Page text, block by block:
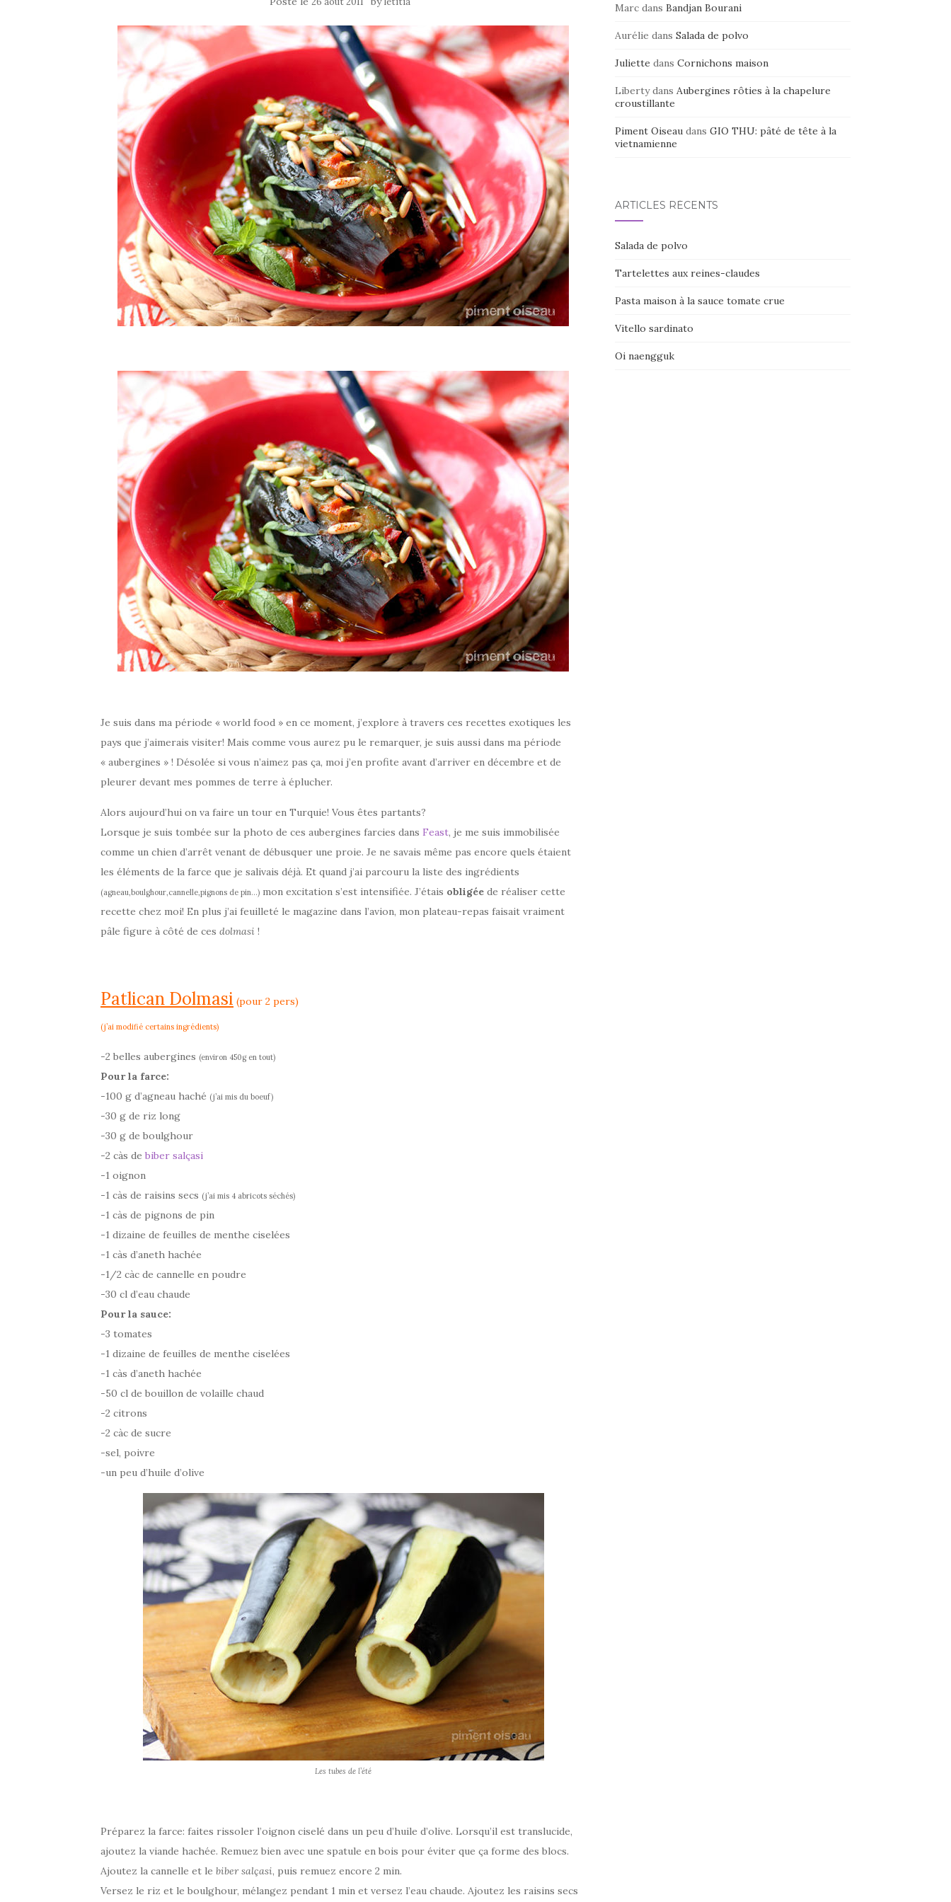
Je suis dans ma période « world food » en ce moment, j’explore à travers ces recettes exotiques les
pays que j’aimerais visiter! Mais comme vous aurez pu le remarquer, je suis aussi dans ma période
« aubergines » ! Désolée si vous n’aimez pas ça, moi j’en profite avant d’arriver en décembre et de
pleurer devant mes pommes de terre à éplucher.
Alors aujourd’hui on va faire un tour en Turquie! Vous êtes partants?
Lorsque je suis tombée sur la photo de ces aubergines farcies dans Feast, je me suis immobilisée
comme un chien d’arrêt venant de débusquer une proie. Je ne savais même pas encore quels étaient
les éléments de la farce que je salivais déjà. Et quand j’ai parcouru la liste des ingrédients
(agneau,boulghour,cannelle,pignons de pin…) mon excitation s’est intensifiée. J’étais obligée de réaliser cette
recette chez moi! En plus j’ai feuilleté le magazine dans l’avion, mon plateau-repas faisait vraiment
pâle figure à côté de ces dolmasi !
Patlican Dolmasi (pour 2 pers)
(j’ai modifié certains ingrédients)
-2 belles aubergines (environ 450g en tout)
Pour la farce:
-100 g d’agneau haché (j’ai mis du boeuf)
-30 g de riz long
-30 g de boulghour
-2 càs de biber salçasi
-1 oignon
-1 càs de raisins secs (j’ai mis 4 abricots séchés)
-1 càs de pignons de pin
-1 dizaine de feuilles de menthe ciselées
-1 càs d’aneth hachée
-1/2 càc de cannelle en poudre
-30 cl d’eau chaude
Pour la sauce:
-3 tomates
-1 dizaine de feuilles de menthe ciselées
-1 càs d’aneth hachée
-50 cl de bouillon de volaille chaud
-2 citrons
-2 càc de sucre
-sel, poivre
-un peu d’huile d’olive
Les tubes de l’été
Préparez la farce: faites rissoler l’oignon ciselé dans un peu d’huile d’olive. Lorsqu’il est translucide,
ajoutez la viande hachée. Remuez bien avec une spatule en bois pour éviter que ça forme des blocs.
Ajoutez la cannelle et le biber salçasi, puis remuez encore 2 min.
Versez le riz et le boulghour, mélangez pendant 1 min et versez l’eau chaude. Ajoutez les raisins secs
Marcdans Bandjan Bourani
Aurélie dans Salada de polvo
Juliette dans Cornichons maison
Libertydans Aubergines rôties à la chapelure
croustillante
Piment Oiseaudans GIO THU: pâté de tête à la
vietnamienne
ARTICLES RÉCENTS
Salada de polvo
Tartelettes aux reines-claudes
Pasta maison à la sauce tomate crue
Vitello sardinato
Oi naengguk